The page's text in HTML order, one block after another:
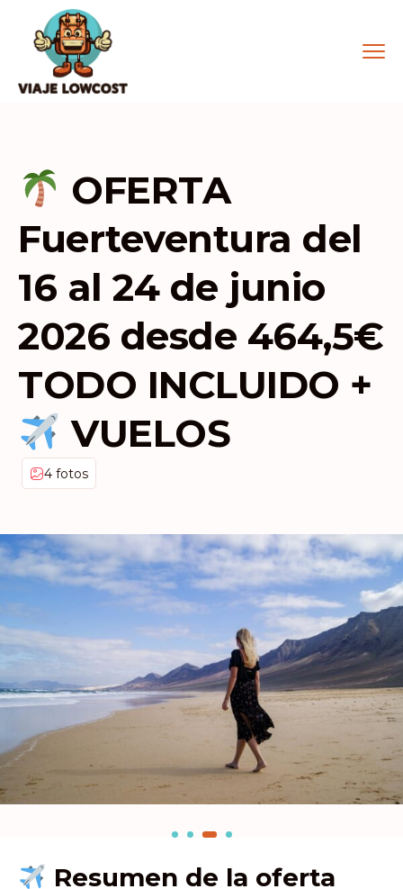
OFERTA
Fuerteventura del
16 al 24 de junio
2026 desde 464,5€
TODO INCLUIDO +
VUELOS
4 fotos
Resumen de la oferta